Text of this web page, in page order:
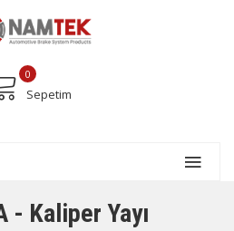
Sepetim
0
- Kaliper Yayı